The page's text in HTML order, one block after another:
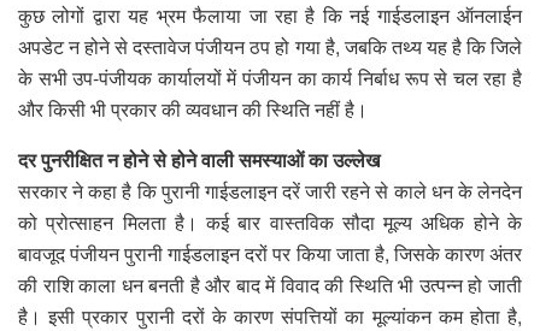
कुछ लोगों द्वारा यह भ्रम फैलाया जा रहा है कि नई गाईडलाइन ऑनलाईन
अपडेट न होने से दस्तावेज पंजीयन ठप हो गया है, जबकि तथ्य यह है कि जिले
के सभी उप-पंजीयक कार्यालयों में पंजीयन का कार्य निर्बाध रूप से चल रहा है
और किसी भी प्रकार की व्यवधान की स्थिति नहीं है।
दर पुनरीक्षित न होने से होने वाली समस्याओं का उल्लेख
सरकार ने कहा है कि पुरानी गाईडलाइन दरें जारी रहने से काले धन के लेनदेन
को प्रोत्साहन मिलता है। कई बार वास्तविक सौदा मूल्य अधिक होने के
बावजूद पंजीयन पुरानी गाईडलाइन दरों पर किया जाता है, जिसके कारण अंतर
की राशि काला धन बनती है और बाद में विवाद की स्थिति भी उत्पन्न हो जाती
है। इसी प्रकार पुरानी दरों के कारण संपत्तियों का मूल्यांकन कम होता है,